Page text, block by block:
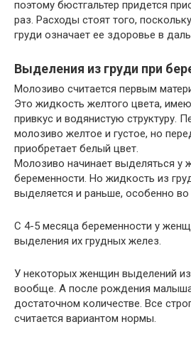
поэтому бюстгальтер придется
раз. Расходы стоят того,
груди означает ее здоровье в
Выделения из груди при
Молозиво считается первым
Это жидкость желтого цвета,
привкус и водянистую структуру.
молозиво желтое и густое, но
приобретает белый цвет.
Молозиво начинает выделяться
беременности. Но жидкость из
выделяется и раньше, особенно
С 4-5 месяца беременности у
выделения их грудных желез.
У некоторых женщин выделений
вообще. А после рождения
достаточном количестве. Все
считается вариантом нормы.